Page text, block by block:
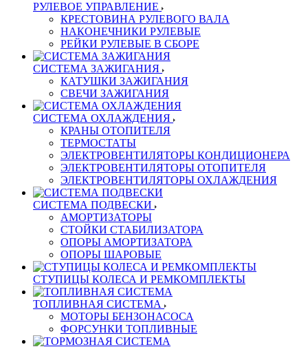
РУЛЕВОЕ УПРАВЛЕНИЕ
КРЕСТОВИНА РУЛЕВОГО ВАЛА
НАКОНЕЧНИКИ РУЛЕВЫЕ
РЕЙКИ РУЛЕВЫЕ В СБОРЕ
СИСТЕМА ЗАЖИГАНИЯ
КАТУШКИ ЗАЖИГАНИЯ
СВЕЧИ ЗАЖИГАНИЯ
СИСТЕМА ОХЛАЖДЕНИЯ
КРАНЫ ОТОПИТЕЛЯ
ТЕРМОСТАТЫ
ЭЛЕКТРОВЕНТИЛЯТОРЫ КОНДИЦИОНЕРА
ЭЛЕКТРОВЕНТИЛЯТОРЫ ОТОПИТЕЛЯ
ЭЛЕКТРОВЕНТИЛЯТОРЫ ОХЛАЖДЕНИЯ
СИСТЕМА ПОДВЕСКИ
АМОРТИЗАТОРЫ
СТОЙКИ СТАБИЛИЗАТОРА
ОПОРЫ АМОРТИЗАТОРА
ОПОРЫ ШАРОВЫЕ
СТУПИЦЫ КОЛЕСА И РЕМКОМПЛЕКТЫ
ТОПЛИВНАЯ СИСТЕМА
МОТОРЫ БЕНЗОНАСОСА
ФОРСУНКИ ТОПЛИВНЫЕ